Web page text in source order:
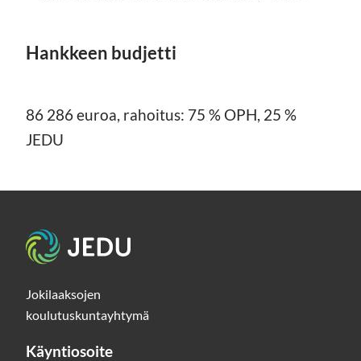
Hankkeen budjetti
86 286 euroa, rahoitus: 75 % OPH, 25 %
JEDU
Etusivu
Jokilaaksojen
koulutuskuntayhtymä
Käyntiosoite